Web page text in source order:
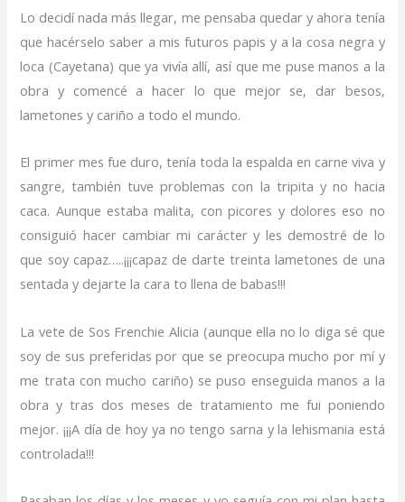
Lo decidí nada más llegar, me pensaba quedar y ahora tenía
que hacérselo saber a mis futuros papis y a la cosa negra y
loca (Cayetana) que ya vivía allí, así que me puse manos a la
obra y comencé a hacer lo que mejor se, dar besos,
lametones y cariño a todo el mundo.
El primer mes fue duro, tenía toda la espalda en carne viva y
sangre, también tuve problemas con la tripita y no hacia
caca. Aunque estaba malita, con picores y dolores eso no
consiguió hacer cambiar mi carácter y les demostré de lo
que soy capaz…..¡¡¡capaz de darte treinta lametones de una
sentada y dejarte la cara to llena de babas!!!
La vete de Sos Frenchie Alicia (aunque ella no lo diga sé que
soy de sus preferidas por que se preocupa mucho por mí y
me trata con mucho cariño) se puso enseguida manos a la
obra y tras dos meses de tratamiento me fui poniendo
mejor. ¡¡¡A día de hoy ya no tengo sarna y la lehismania está
controlada!!!